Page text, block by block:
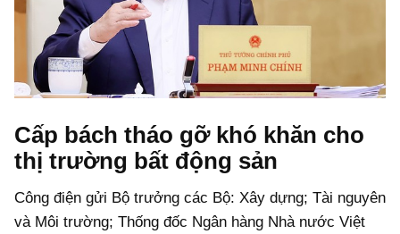
Cấp bách tháo gỡ khó khăn cho
thị trường bất động sản
Công điện gửi Bộ trưởng các Bộ: Xây dựng; Tài nguyên
và Môi trường; Thống đốc Ngân hàng Nhà nước Việt